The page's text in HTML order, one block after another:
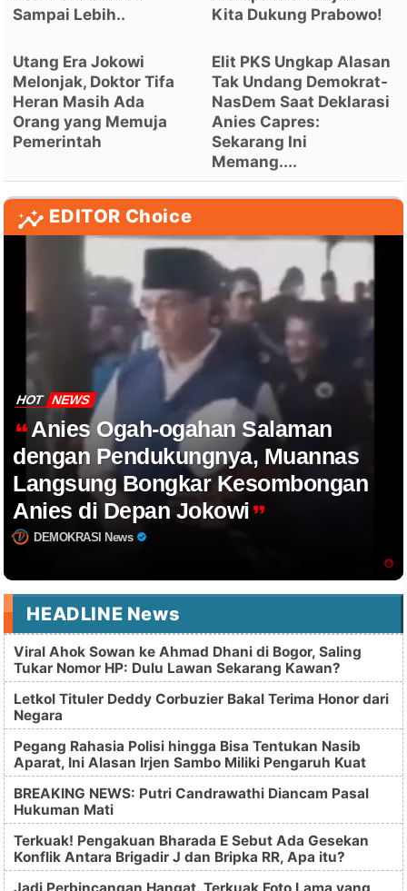
Sampai Lebih..
Kita Dukung Prabowo!
Utang Era Jokowi
Melonjak, Doktor Tifa
Heran Masih Ada
Orang yang Memuja
Pemerintah
Elit PKS Ungkap Alasan
Tak Undang Demokrat-
NasDem Saat Deklarasi
Anies Capres:
Sekarang Ini
Memang....
EDITOR Choice
HOT NEWS
Anies Ogah-ogahan Salaman
dengan Pendukungnya, Muannas
Langsung Bongkar Kesombongan
Anies di Depan Jokowi
DEMOKRASI News
HEADLINE News
Viral Ahok Sowan ke Ahmad Dhani di Bogor, Saling
Tukar Nomor HP: Dulu Lawan Sekarang Kawan?
Letkol Tituler Deddy Corbuzier Bakal Terima Honor dari
Negara
Pegang Rahasia Polisi hingga Bisa Tentukan Nasib
Aparat, Ini Alasan Irjen Sambo Miliki Pengaruh Kuat
BREAKING NEWS: Putri Candrawathi Diancam Pasal
Hukuman Mati
Terkuak! Pengakuan Bharada E Sebut Ada Gesekan
Konflik Antara Brigadir J dan Bripka RR, Apa itu?